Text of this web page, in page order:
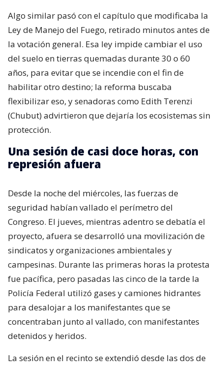
Algo similar pasó con el capítulo que modificaba la
Ley de Manejo del Fuego, retirado minutos antes de
la votación general. Esa ley impide cambiar el uso
del suelo en tierras quemadas durante 30 o 60
años, para evitar que se incendie con el fin de
habilitar otro destino; la reforma buscaba
flexibilizar eso, y senadoras como Edith Terenzi
(Chubut) advirtieron que dejaría los ecosistemas sin
protección.
Una sesión de casi doce horas, con
represión afuera
Desde la noche del miércoles, las fuerzas de
seguridad habían vallado el perímetro del
Congreso. El jueves, mientras adentro se debatía el
proyecto, afuera se desarrolló una movilización de
sindicatos y organizaciones ambientales y
campesinas. Durante las primeras horas la protesta
fue pacífica, pero pasadas las cinco de la tarde la
Policía Federal utilizó gases y camiones hidrantes
para desalojar a los manifestantes que se
concentraban junto al vallado, con manifestantes
detenidos y heridos.
La sesión en el recinto se extendió desde las dos de